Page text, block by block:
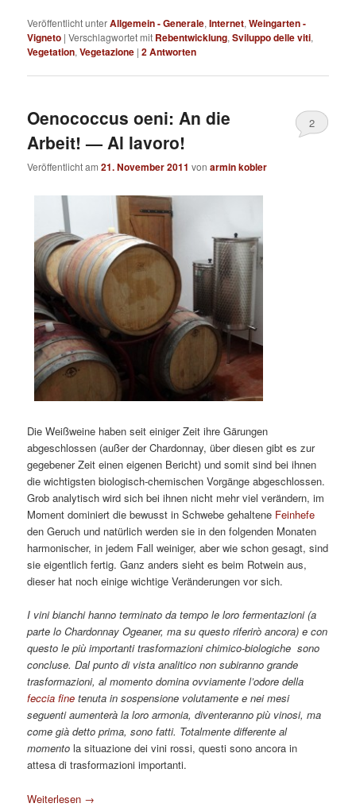
Veröffentlicht unterAllgemein - Generale,Internet,Weingarten -
Vigneto |Verschlagwortet mit Rebentwicklung,Sviluppo delle viti,
Vegetation,Vegetazione |2Antworten
Oenococcus oeni: An die
Arbeit! — Al lavoro!
Veröffentlicht am21. November 2011 vonarmin kobler
2
Die Weißweine haben seit einiger Zeit ihre Gärungen
abgeschlossen (außer der Chardonnay, über diesen gibt es zur
gegebener Zeit einen eigenen Bericht) und somit sind bei ihnen
die wichtigsten biologisch-chemischen Vorgänge abgeschlossen.
Grob analytisch wird sich bei ihnen nicht mehr viel verändern, im
Moment dominiert die bewusst in Schwebe gehaltene Feinhefe
den Geruch und natürlich werden sie in den folgenden Monaten
harmonischer, in jedem Fall weiniger, aber wie schon gesagt, sind
sie eigentlich fertig. Ganz anders sieht es beim Rotwein aus,
dieser hat noch einige wichtige Veränderungen vor sich.
I vini bianchi hanno terminato da tempo le loro fermentazioni (a
parte lo Chardonnay Ogeaner, ma su questo riferirò ancora) e con
questo le più importanti trasformazioni chimico-biologiche sono
concluse. Dal punto di vista analitico non subiranno grande
trasformazioni, al momento domina ovviamente l’odore della
feccia fine tenuta in sospensione volutamente e nei mesi
seguenti aumenterà la loro armonia, diventeranno più vinosi, ma
come già detto prima, sono fatti. Totalmente differenteal
momentola situazione dei vini rossi, questi sono ancora in
attesa di trasformazioni importanti.
Weiterlesen →